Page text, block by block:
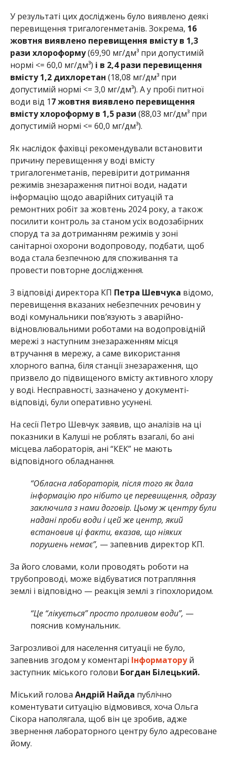
У результаті цих досліджень було виявлено деякі
перевищення тригалогенметанів. Зокрема, 16
жовтня виявлено перевищення вмісту в 1,3
рази хлороформу(69,90 мг/дм³ при допустимій
нормі <= 60,0 мг/дм³) і в 2,4 рази перевищення
вмісту 1,2 дихлоретан (18,08 мг/дм³ при
допустимій нормі <= 3,0 мг/дм³). А у пробі питної
води від 17 жовтня виявлено перевищення
вмісту хлороформу в 1,5 рази (88,03 мг/дм³ при
допустимій нормі <= 60,0 мг/дм³).
Як наслідок фахівці рекомендували встановити
причину перевищення у воді вмісту
тригалогенметанів, перевірити дотримання
режимів знезараження питної води, надати
інформацію щодо аварійних ситуацій та
ремонтних робіт за жовтень 2024 року, а також
посилити контроль за станом усіх водозабірних
споруд та за дотриманням режимів у зоні
санітарної охорони водопроводу, подбати, щоб
вода стала безпечною для споживання та
провести повторне дослідження.
З відповіді директора КП Петра Шевчука відомо,
перевищення вказаних небезпечних речовин у
воді комунальники пов’язують з аварійно-
відновлювальними роботами на водопровідній
мережі з наступним знезараженням місця
втручання в мережу, а саме використання
хлорного вапна, біля станції знезараження, що
призвело до підвищеного вмісту активного хлору
у воді. Несправності, зазначено у документі-
відповіді, були оперативно усунені.
На сесії Петро Шевчук заявив, що аналізів на ці
показники в Калуші не роблять взагалі, бо ані
місцева лабораторія, ані “КЕК” не мають
відповідного обладнання.
“Обласна лабораторія, після того як дала
інформацію про нібито це перевищення, одразу
заключила з нами договір. Цьому ж центру були
надані проби води і цей же центр, який
встановив ці факти, вказав, що ніяких
порушень немає”, — запевнив директор КП.
За його словами, коли проводять роботи на
трубопроводі, може відбуватися потрапляння
землі і відповідно — реакція землі з гіпохлоридом.
“Це “лікується” просто проливом води”, —
пояснив комунальник.
Загрозливої для населення ситуації не було,
запевнив згодом у коментарі Інформаторуй
заступник міського голови Богдан Білецький.
Міський голова Андрій Найда публічно
коментувати ситуацію відмовився, хоча Ольга
Сікора наполягала, щоб він це зробив, адже
звернення лабораторного центру було адресоване
йому.